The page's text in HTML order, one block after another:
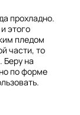
прохладно.
этого
пледом
части, то
Беру на
по форме